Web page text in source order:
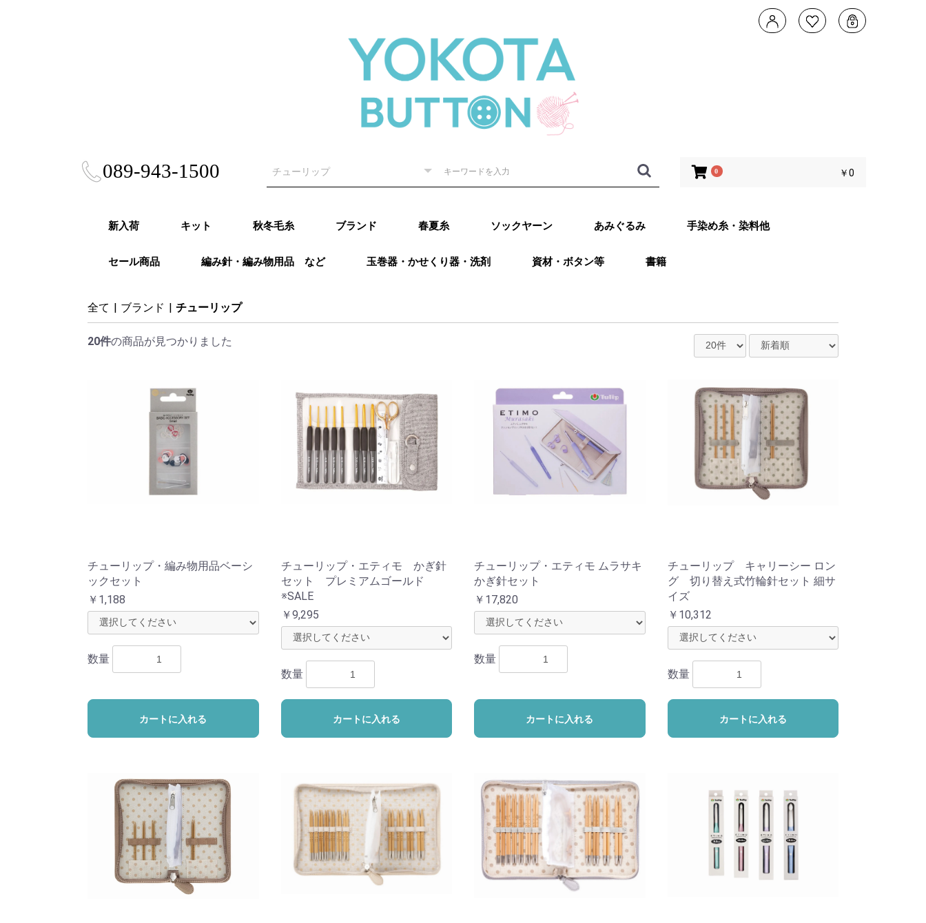
089-943-1500 0 ￥0
新入荷 キット
秋冬キット Puppy (パピー)
DARUMA（ダルマ）
RICHMORE（リッチ
ハマナカ
ダイヤモンド毛糸
NASKA（ナスカ）
LANG（ラング）
Katia（カティア）
オリムパス
春夏キット Puppy (パピー)
DARUMA（ダルマ）
RICHMORE（リッチ
ハマナカ
ダイヤモンド毛糸
LANG(ラング)
あみぐるみ・雑貨
風工房キット
東海えりかキット
ビヨンドザリーフ
秋冬毛糸
Puppy (パピー) 秋
RICHMORE（リッチ
DARUMA（ダルマ）
ハマナカ 秋冬
NASKA（内藤商
ダイヤモンド毛糸
ニッケビクター 秋
スキー（元廣）秋冬
オリムパス 秋冬
LANG（ラング）秋
Katia（カティア）
Opal（オパール）秋
REGIA（レギア）秋
PRO LANA（プロラ
Woolly Hugs（ウー
malabrigo（マラブ
ROWAN (ローワ
alize (アリゼ）秋冬
Knit Pro（ニットプ
Urthyarns（アース
LAINES du
DMC
ブランド
Puppy(パピー)
RICHMORE(リッチ
DARUMA(ダルマ)
ハマナカ
NASKA（内藤商
ダイヤモンド毛糸
ニッケビクター
スキー（元廣)
オリムパス
メルヘンアート
アトリエksk
LANG(ラング)
Katia（カティア）
Opal(オパール)
REGIA（レギア）
PRO LANA（プロラ
Woolly Hugs（ウー
malabrigo(マラブ
ROWAN(ローワン）
alize(アリゼ）
Urthyarns（アース
LAINES du
BEYOND THE
addi（アディ）
LYKKE（リッケ）
クロバー
チューリップ
Knit pro（ニットプ
LANTERNMOON（ラ
Prym（プリム）
日本ヴォーグ社
タカギ繊維
春夏糸
Puppy (パピー)春夏
RICHMORE（リッチ
DARUMA（ダルマ）
ハマナカ 春夏
NASKA（ナスカ）
ダイヤモンド毛糸
ニッケビクター 春
スキー（元廣）春夏
メルヘンアート 春
LANG（ラング）春
Katia（カティア）
Opal（オパール）春
REGIA（レギア）春
PRO LANA（プロラ
malabrigo（マラブ
ROWAN (ローワ
alize (アリゼ）春夏
Urthyarns（アース
DMC
タカギ繊維
ソックヤーン あみぐるみ
エルタデザイン 武
なわともこのカメレ
その他 あみぐるみ
手染め糸・染料他
セール商品
アウトレット品
価格
編み針・編み物用品 など
紙 他
玉巻器・かせくり器・洗剤 資材・ボタン等 書籍
全て | ブランド | チューリップ
20件の商品が見つかりました
チューリップ・編み物用品ベーシ
ックセット
￥1,188
数量
カートに入れる
チューリップ・エティモ かぎ針
セット プレミアムゴールド
※SALE
￥9,295
数量
カートに入れる
チューリップ・エティモ ムラサキ
かぎ針セット
￥17,820
数量
カートに入れる
チューリップ キャリーシー ロン
グ 切り替え式竹輪針セット 細サ
イズ
￥10,312
数量
カートに入れる